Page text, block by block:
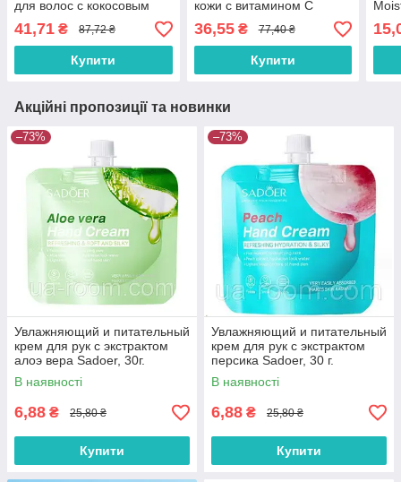
для волос с кокосовым
маслом SADOER, 12г*6шт.
41,71 ₴ 87,72 ₴
Купити
кожи с витамином С
Sadoer, 300 г.
36,55₴ 77,40 ₴
Купити
Акційні пропозиції та новинки
–73%
Увлажняющий и питательный
крем для рук с экстрактом
алоэ вера Sadoer, 30г.
В наявності
6,88 ₴ 25,80 ₴
Купити
–73%
Увлажняющий и питательный
крем для рук с экстрактом
персика Sadoer, 30 г.
В наявності
6,88 ₴ 25,80 ₴
Купити